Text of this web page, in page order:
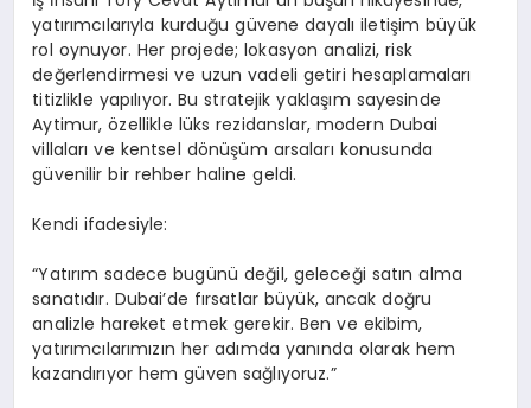
yatırımcılarıyla kurduğu güvene dayalı iletişim büyük
rol oynuyor. Her projede; lokasyon analizi, risk
değerlendirmesi ve uzun vadeli getiri hesaplamaları
titizlikle yapılıyor. Bu stratejik yaklaşım sayesinde
Aytimur, özellikle lüks rezidanslar, modern Dubai
villaları ve kentsel dönüşüm arsaları konusunda
güvenilir bir rehber haline geldi.
Kendi ifadesiyle:
“Yatırım sadece bugünü değil, geleceği satın alma
sanatıdır. Dubai’de fırsatlar büyük, ancak doğru
analizle hareket etmek gerekir. Ben ve ekibim,
yatırımcılarımızın her adımda yanında olarak hem
kazandırıyor hem güven sağlıyoruz.”